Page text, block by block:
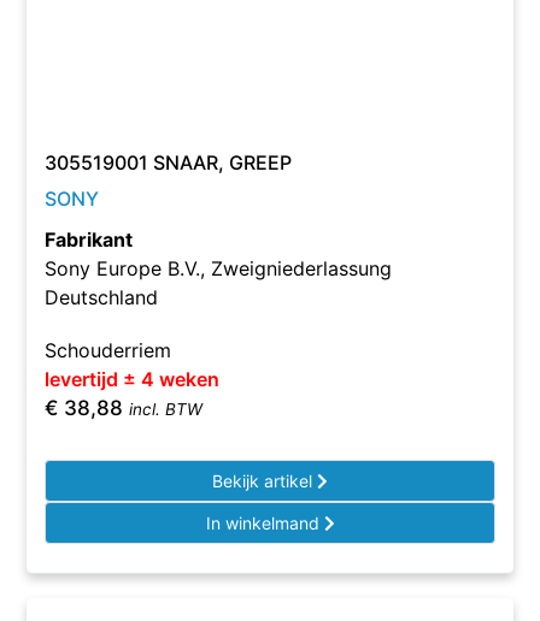
305519001 SNAAR, GREEP
SONY
Fabrikant
Sony Europe B.V., Zweigniederlassung
Deutschland
Schouderriem
levertijd ± 4 weken
€ 38,88 incl. BTW
Bekijk artikel
In winkelmand